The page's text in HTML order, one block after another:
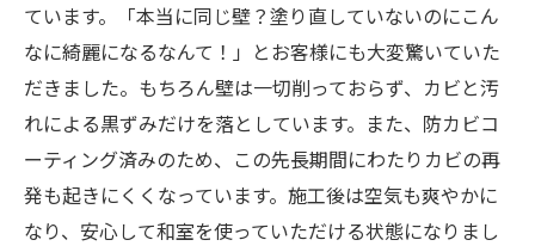
ています。「本当に同じ壁？塗り直していないのにこん
なに綺麗になるなんて！」とお客様にも大変驚いていた
だきました。もちろん壁は一切削っておらず、カビと汚
れによる黒ずみだけを落としています。また、防カビコ
ーティング済みのため、この先長期間にわたりカビの再
発も起きにくくなっています。施工後は空気も爽やかに
なり、安心して和室を使っていただける状態になりまし